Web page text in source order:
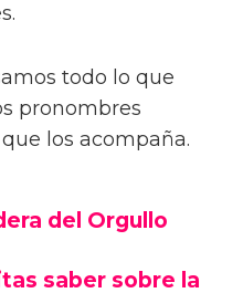
todo lo que
pronombres
los acompaña.
del Orgullo
saber sobre la